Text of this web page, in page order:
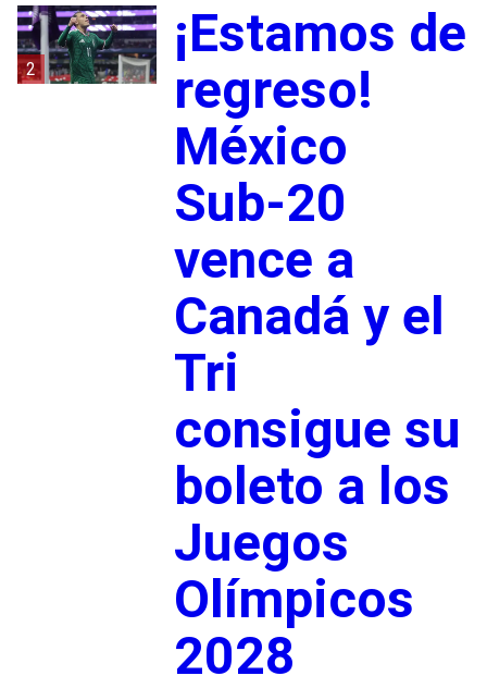
2
¡Estamos de
regreso!
México
Sub-20
vence a
Canadá y el
Tri
consigue su
boleto a los
Juegos
Olímpicos
2028